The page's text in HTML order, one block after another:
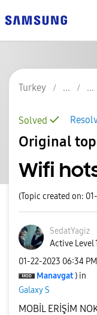
Turkey
Solved
Original
Wifi
(Topic created on:
SedatYagiz
Active Level 1
‎01-22-2023 06:34 PM
Manavgat ) in
Galaxy S
MOBİL ERİŞİM